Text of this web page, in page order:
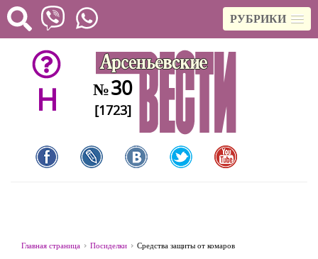
РУБРИКИ
H №30
[1723]
Главная страница Посиделки Средства защиты от комаров